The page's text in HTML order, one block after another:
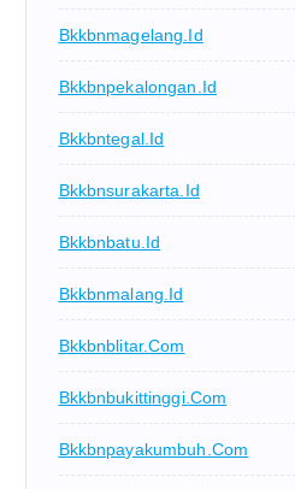
Bkkbnmagelang.id
Bkkbnpekalongan.id
Bkkbntegal.id
Bkkbnsurakarta.id
Bkkbnbatu.id
Bkkbnmalang.id
Bkkbnblitar.com
Bkkbnbukittinggi.com
Bkkbnpayakumbuh.com